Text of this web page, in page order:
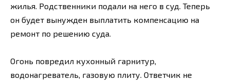
жилья. Родственники подали на него в суд. Теперь
он будет вынужден выплатить компенсацию на
ремонт по решению суда.
Огонь повредил кухонный гарнитур,
водонагреватель, газовую плиту. Ответчик не